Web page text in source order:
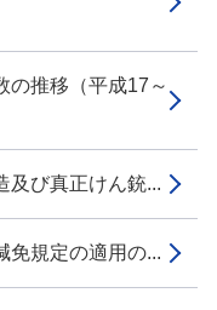
推移（平成17～
び真正けん銃...
規定の適用の...